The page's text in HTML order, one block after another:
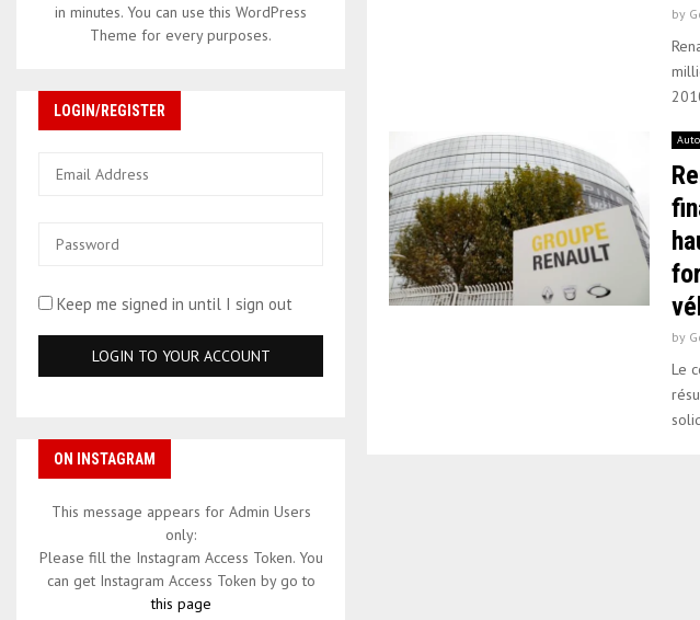
by
Auto
by
Le
in minutes. You can use this WordPress
Theme for every purposes.
LOGIN/REGISTER
Keep me signed in until I sign out
ON INSTAGRAM
This message appears for Admin Users
only:
Please fill the Instagram Access Token. You
can get Instagram Access Token by go to
this page